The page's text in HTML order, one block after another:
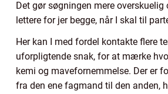
Det gør søgningen mere overskuelig
lettere for jer begge, når I skal til
Her kan I med fordel kontakte flere
uforpligtende snak, for at mærke
kemi og mavefornemmelse. Der er
fra den ene fagmand til den anden,